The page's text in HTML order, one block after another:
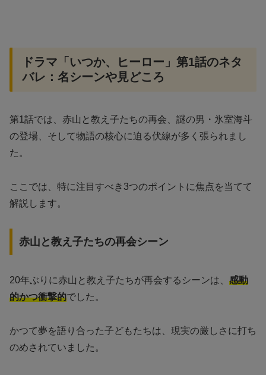
ドラマ「いつか、ヒーロー」第1話のネタ
バレ：名シーンや見どころ
第1話では、赤山と教え子たちの再会、謎の男・氷室海斗
の登場、そして物語の核心に迫る伏線が多く張られまし
た。
ここでは、特に注目すべき3つのポイントに焦点を当てて
解説します。
赤山と教え子たちの再会シーン
20年ぶりに赤山と教え子たちが再会するシーンは、 感動
的かつ衝撃的でした。
かつて夢を語り合った子どもたちは、現実の厳しさに打ち
のめされていました。